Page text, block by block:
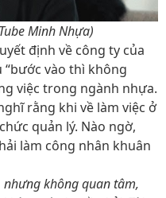
Minh Nhựa)
định về công ty của
vào thì không
việc trong ngành nhựa.
rằng khi về làm việc ở
quản lý. Nào ngờ,
làm công nhân khuân
nhưng không quan tâm,